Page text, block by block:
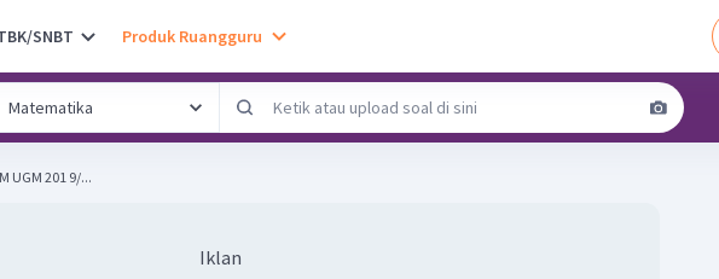
SNBT Produk Ruangguru
efek Compton ... UM UGM 201 9/...
Iklan